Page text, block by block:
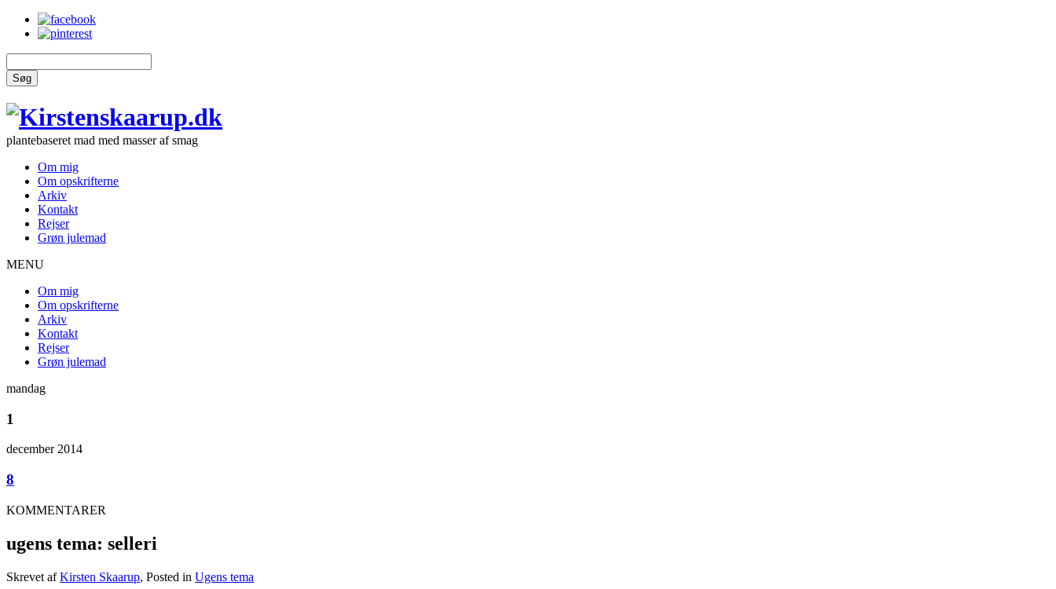
Søg
plantebaseret mad med masser af smag
Om mig
Om opskrifterne
Arkiv
Kontakt
Rejser
Grøn julemad
MENU
Om mig
Om opskrifterne
Arkiv
Kontakt
Rejser
Grøn julemad
mandag
1
december 2014
8
KOMMENTARER
ugens tema: selleri
Skrevet afKirsten Skaarup, Posted in Ugens tema